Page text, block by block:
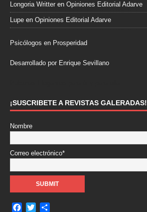
Longoria Writter en Opiniones Editorial Adarve
Lupe en Opiniones Editorial Adarve
Psicólogos en Prosperidad
Desarrollado por Enrique Sevillano
¡SUSCRIBETE A REVISTAS GALERADAS!
Nombre
Correo electrónico*